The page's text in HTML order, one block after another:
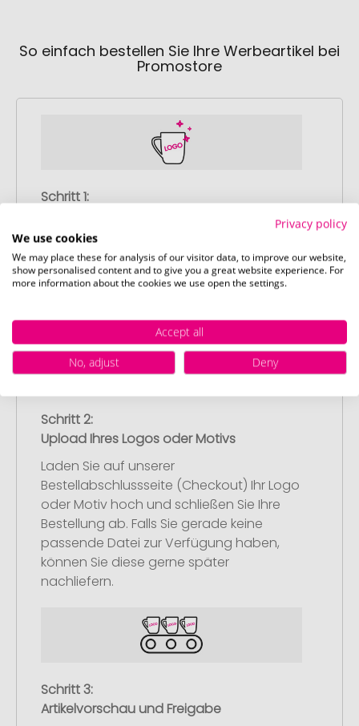
So einfach bestellen Sie Ihre Werbeartikel bei
Promostore
Schritt 1:
Wählen Sie Ihre gewünschten
Werbeartikel aus und passen Sie diese
nach Ihren Vorstellungen an.
Anschließend legen Sie die konfigurierten
Schritt 2:
Upload Ihres Logos oder Motivs
Laden Sie auf unserer
Bestellabschlussseite (Checkout) Ihr Logo
oder Motiv hoch und schließen Sie Ihre
Bestellung ab. Falls Sie gerade keine
passende Datei zur Verfügung haben,
können Sie diese gerne später
nachliefern.
Schritt 3:
Artikelvorschau und Freigabe
Privacy policy
We use cookies
We may place these for analysis of our visitor data, to improve our website,
show personalised content and to give you a great website experience. For
more information about the cookies we use open the settings.
Accept all
No, adjust
Deny